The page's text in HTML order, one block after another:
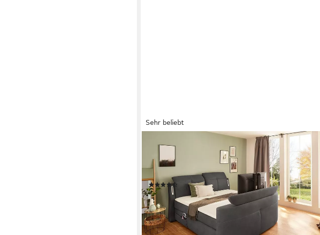
Sehr beliebt
Boxspringbett Movie Star in der Größe 180x200cm, mit
versenkbarem TV-Lift und Fernbedienung, verstellbare
Kopfstützen
(166)
ab 1.599,99 € UVP2.699,99 €
-41%
lieferbar - in 2-3 Werktagen bei dir
+2